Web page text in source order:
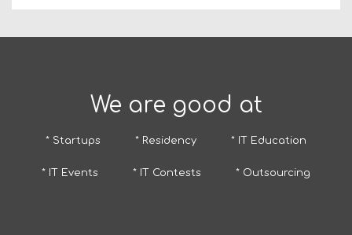
We are good at
* Startups * Residency * IT Education
* IT Events * IT Contests * Outsourcing